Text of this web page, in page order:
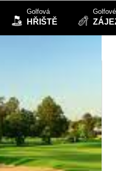
Golfová
HŘIŠTĚ
Golfové